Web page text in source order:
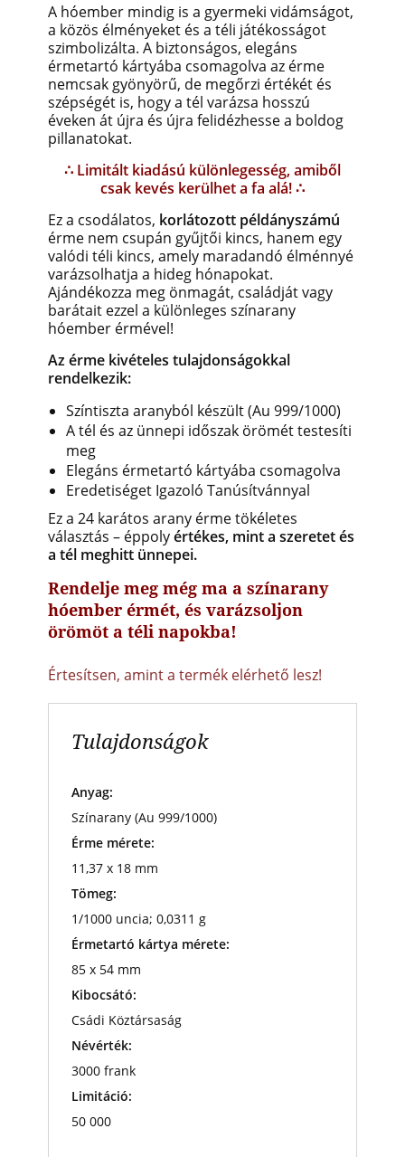
A hóember mindig is a gyermeki vidámságot,
a közös élményeket és a téli játékosságot
szimbolizálta. A biztonságos, elegáns
érmetartó kártyába csomagolva az érme
nemcsak gyönyörű, de megőrzi értékét és
szépségét is, hogy a tél varázsa hosszú
éveken át újra és újra felidézhesse a boldog
pillanatokat.
∴ Limitált kiadású különlegesség, amiből
csak kevés kerülhet a fa alá! ∴
Ez a csodálatos, korlátozott példányszámú
érme nem csupán gyűjtői kincs, hanem egy
valódi téli kincs, amely maradandó élménnyé
varázsolhatja a hideg hónapokat.
Ajándékozza meg önmagát, családját vagy
barátait ezzel a különleges színarany
hóember érmével!
Az érme kivételes tulajdonságokkal
rendelkezik:
Színtiszta aranyból készült (Au 999/1000)
A tél és az ünnepi időszak örömét testesíti
meg
Elegáns érmetartó kártyába csomagolva
Eredetiséget Igazoló Tanúsítvánnyal
Ez a 24 karátos arany érme tökéletes
választás – éppolyértékes, mint a szeretet és
a tél meghitt ünnepei.
Rendelje meg még ma a színarany
hóember érmét, és varázsoljon
örömöt a téli napokba!
Értesítsen, amint a termék elérhető lesz!
Tulajdonságok
Anyag:
Színarany (Au 999/1000)
Érme mérete:
11,37 x 18 mm
Tömeg:
1/1000 uncia; 0,0311 g
Érmetartó kártya mérete:
85 x 54 mm
Kibocsátó:
Csádi Köztársaság
Névérték:
3000 frank
Limitáció:
50 000